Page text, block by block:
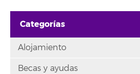
Categorías
Alojamiento
Becas y ayudas